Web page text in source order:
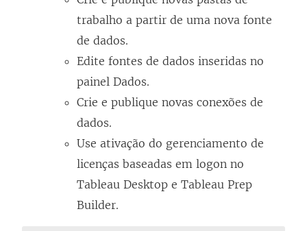
trabalho a partir de uma nova fonte
de dados.
Edite fontes de dados inseridas no
painel Dados.
Crie e publique novas conexões de
dados.
Use ativação do gerenciamento de
licenças baseadas em logon no
Tableau Desktop e Tableau Prep
Builder.